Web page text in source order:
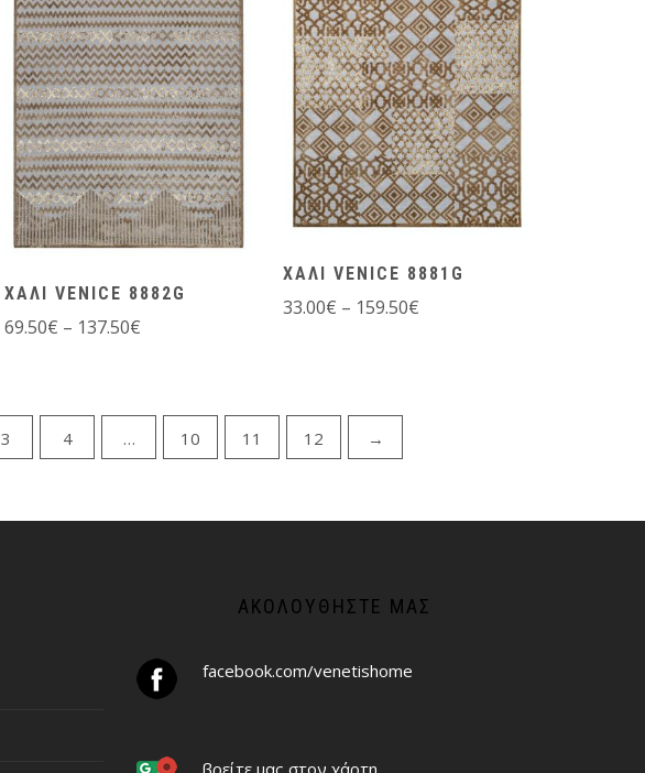
ΧΑΛΙ VENICE 8882G
69.50€ – 137.50€
ΧΑΛΙ VENICE 8881G
33.00€ – 159.50€
3 4 … 10 11 12 →
ΑΚΟΛΟΥΘΉΣΤΕ ΜΑΣ
facebook.com/venetishome